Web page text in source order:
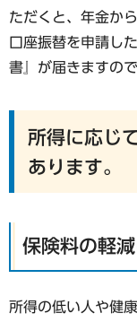
ただくと、年金か
口座振替を申請し
書』が届きますの
所得に応じ
あります。
保険料の軽
所得の低い人や健